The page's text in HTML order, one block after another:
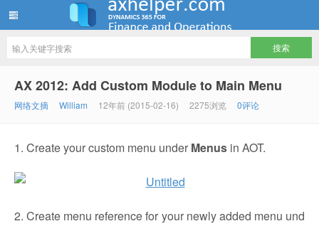
AX 2012: Add Custom Module to Main Menu
网络文摘 William 12年前 (2015-02-16) 2275浏览 0评论
1. Create your custom menu under Menus in AOT.
2. Create menu reference for your newly added menu und